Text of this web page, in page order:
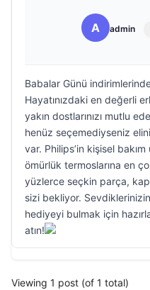
A admin
Babalar Günü
Hayatınızdaki en değerli
yakın dostlarınızı mutlu
henüz seçemediyseniz
var. Philips’in kişisel
ömürlük termoslarına en
yüzlerce seçkin parça,
sizi bekliyor.
hediyeyi bulmak için
atın!
Viewing 1 post (of 1 total)